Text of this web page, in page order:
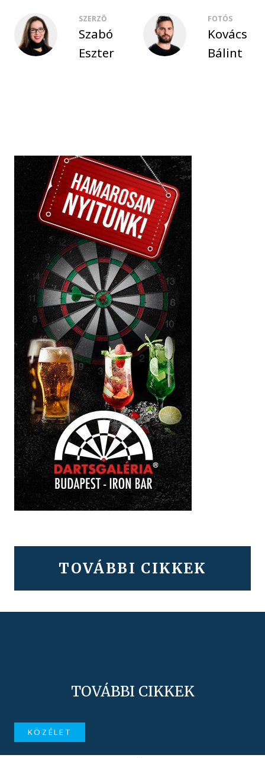
SZERZŐ
Szabó
Eszter
FOTÓS
Kovács
Bálint
TOVÁBBI CIKKEK
TOVÁBBI CIKKEK
KÖZÉLET